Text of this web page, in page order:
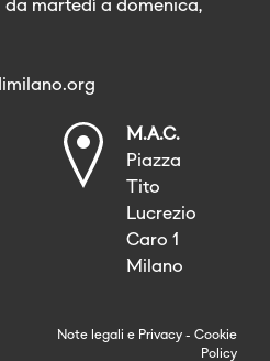
martedì a domenica,
M.A.C.
Piazza
Tito
Lucrezio
Caro 1
Milano
Note legali e Privacy - Cookie
Policy